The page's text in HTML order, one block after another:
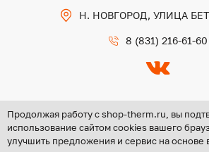
Н. НОВГОРОД, УЛИЦА
8 (831) 216-61-60
Copyright @ 2026 ООО «ЦЕНТР
Продолжая работу с shop-therm.ru, вы
использование сайтом cookies вашего
улучшить предложения и сервис на основе